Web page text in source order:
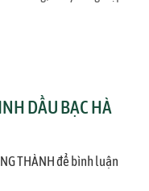
DẦU BẠC HÀ
THÀNH để bình luận